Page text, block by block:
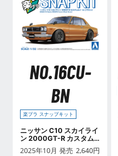
NO.16CU-
BN
楽プラ スナップキット
ニッサン C10 スカイライ
ン 2000GT-R カスタム
ホイール(ブラウン)
2025年10月 発売 2,640円